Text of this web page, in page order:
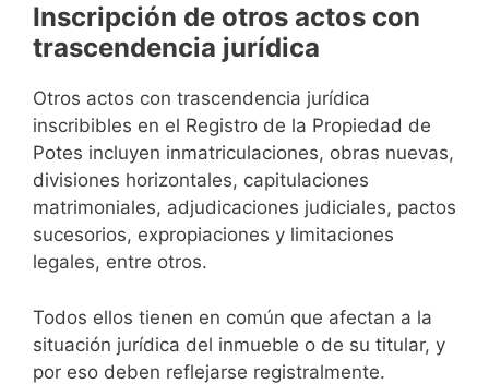
Inscripción de otros actos con
trascendencia jurídica
Otros actos con trascendencia jurídica
inscribibles en el Registro de la Propiedad de
Potes incluyen inmatriculaciones, obras nuevas,
divisiones horizontales, capitulaciones
matrimoniales, adjudicaciones judiciales, pactos
sucesorios, expropiaciones y limitaciones
legales, entre otros.
Todos ellos tienen en común que afectan a la
situación jurídica del inmueble o de su titular, y
por eso deben reflejarse registralmente.